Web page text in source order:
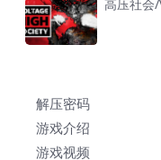
高压社会
解压密码
游戏介绍
游戏视频